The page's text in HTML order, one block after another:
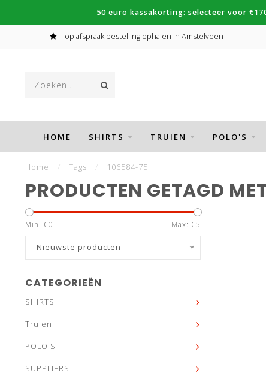
50 euro kassakorting: selecteer voor
op afspraak bestelling ophalen in Amstelveen
HOME SHIRTS TRUIEN POLO'S
Home Tags 106584-75
PRODUCTEN GETAGD
Min: €0 Max: €5
Nieuwste producten
CATEGORIEËN
SHIRTS
Truien
POLO'S
SUPPLIERS